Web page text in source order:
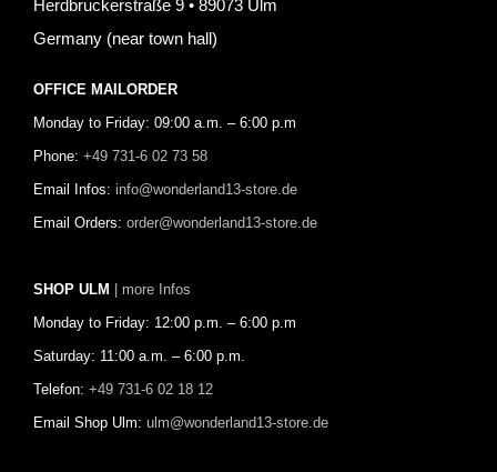
Herdbruckerstraße 9 • 89073 Ulm
Germany (near town hall)
OFFICE MAILORDER
Monday to Friday: 09:00 a.m. – 6:00 p.m
Phone: +49 731-6 02 73 58
Email Infos: info@wonderland13-store.de
Email Orders: order@wonderland13-store.de
SHOP ULM | more Infos
Monday to Friday: 12:00 p.m. – 6:00 p.m
Saturday: 11:00 a.m. – 6:00 p.m.
Telefon: +49 731-6 02 18 12
Email Shop Ulm: ulm@wonderland13-store.de